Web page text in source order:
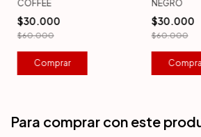
COFFEE
$30.000
$60.000
Comprar
NEGRO
$30.000
$60.000
Para comprar con este